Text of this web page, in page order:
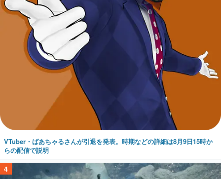
VTuber・ばあちゃるさんが引退を発表。時期などの詳細は8月9日15時か
らの配信で説明
4